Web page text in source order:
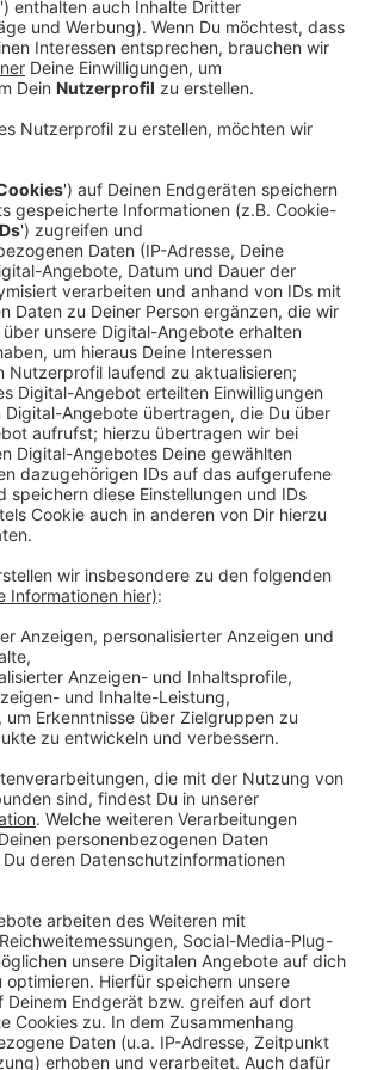
03.09.2022 07:36
bis Montag Früh um 5 Uhr. Der
Zeit weiträumig umgeleitet und
Ausfahrten "Bilk" und "Holthausen"
Die Umleitungen sind mit einem
Betroffen davon sind
727, 780, 782, 785 und SB50.
sie ab der Werstener
stadteinwärts kehren sie
Linienweg zurück. Die Rheinbahn
dass sie ihren Fahrplan nicht
und Links zum Thema
Autobahn GmbH Rheinland über
der A46
die Vollsperrung für Rheinbahn-